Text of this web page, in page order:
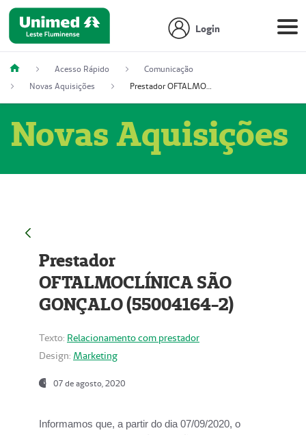
Login
Acesso Rápido
Comunicação
Novas Aquisições
Prestador OFTALMOCLÍNICA SÃO GONÇALO (55004164-2)
Novas Aquisições
Prestador
OFTALMOCLÍNICA SÃO
GONÇALO (55004164-2)
Texto: Relacionamento com prestador
Design: Marketing
07 de agosto, 2020
Informamos que, a partir do dia07/09/2020, o